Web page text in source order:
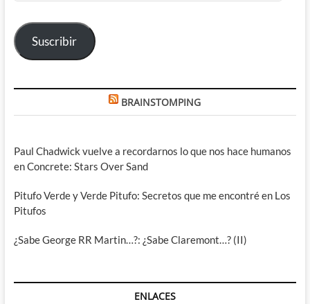
electrónico
Suscribir
BRAINSTOMPING
Paul Chadwick vuelve a recordarnos lo que nos hace humanos
en Concrete: Stars Over Sand
Pitufo Verde y Verde Pitufo: Secretos que me encontré en Los
Pitufos
¿Sabe George RR Martin…?: ¿Sabe Claremont…? (II)
ENLACES